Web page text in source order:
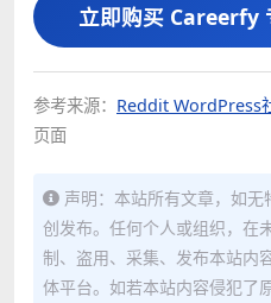
立即购买 Careerfy
参考来源： Reddit WordPress
页面
声明：本站所有文章，如
创发布。任何个人或组织，在
制、盗用、采集、发布本站内
体平台。如若本站内容侵犯了